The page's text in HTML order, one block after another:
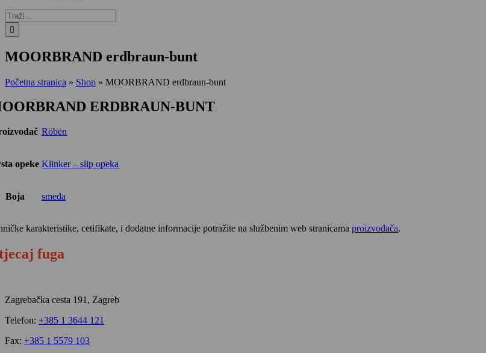
Traži...
MOORBRAND erdbraun-bunt
Početna stranica » Shop » MOORBRAND erdbraun-bunt
ERDBRAUN-BUNT
Röben
opeke Klinker – slip opeka
Boja smeđa
karakteristike, cetifikate, i dodatne informacije potražite na službenim web stranicamaproizvođača.
fuga
Zagrebačka cesta 191, Zagreb
Telefon: +385 1 3644 121
Fax: +385 1 5579 103